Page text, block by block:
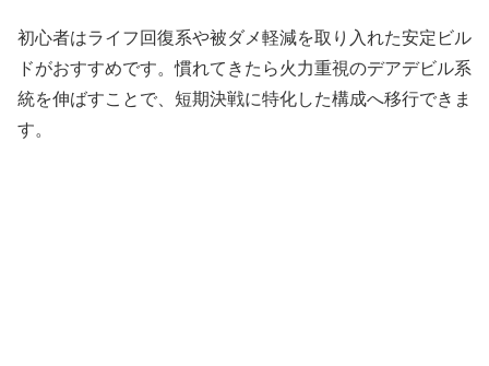
初心者はライフ回復系や被ダメ軽減を取り入れた安定ビル
ドがおすすめです。慣れてきたら火力重視のデアデビル系
統を伸ばすことで、短期決戦に特化した構成へ移行できま
す。